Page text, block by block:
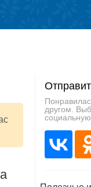
другом.
социальную